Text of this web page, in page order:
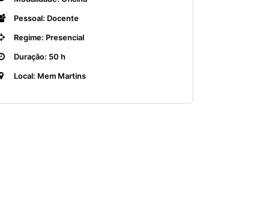
Pessoal: Docente
Regime: Presencial
Duração: 50 h
Local: Mem Martins